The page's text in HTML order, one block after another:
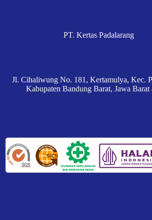
PT. Kertas Padalarang
Jl. Cihaliwung No. 181, Kertamulya, Kec.
Kabupaten Bandung Barat, Jawa Barat